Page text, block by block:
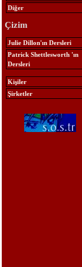
Diğer
Çizim
Julie Dillon'ın Dersleri
Patrick Shettlesworth 'ın
Dersleri
Kişiler
Şirketler